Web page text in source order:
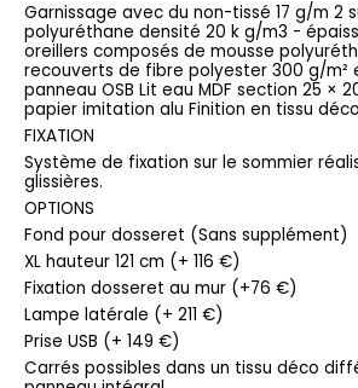
Garnissage avec du non-tissé 17 g/m 2
polyuréthane densité 20 k g/m3 -
oreillers composés de mousse
recouverts de fibre polyester 300 g/m²
panneau OSB Lit eau MDF section 25 ×
papier imitation alu Finition en tissu
FIXATION
Système de fixation sur le sommier
glissières.
OPTIONS
Fond pour dosseret (Sans supplément)
XL hauteur 121 cm (+ 116 €)
Fixation dosseret au mur (+76 €)
Lampe latérale (+ 211 €)
Prise USB (+ 149 €)
Carrés possibles dans un tissu déco